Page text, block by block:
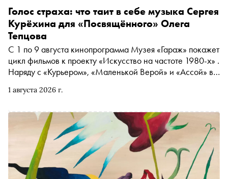
1 августа 2026 г.
Голос страха: что таит в себе музыка Сергея
Курёхина для «Посвящённого» Олега
Тепцова
С 1 по 9 августа кинопрограмма Музея «Гараж» покажет
цикл фильмов к проекту «Искусство на частоте 1980-х» .
Наряду с «Курьером», «Маленькой Верой» и «Ассой» в
мистическая картина, которую принято
оформителю». Специально для «Сноба» ведущий
телеграм-канала Sobolev//Music Олег Соболев
разбирается, как Сергей Курёхин превратил саундтрек
фильма в голос тревоги и страха — и почему
своеобразным противоядием этой музыке стала песня
мексикано-американской певицы Лидии Мендозы